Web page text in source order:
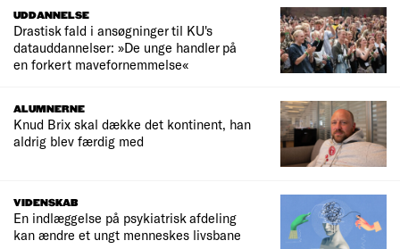
UDDANNELSE
Drastisk fald i ansøgninger til KU's
datauddannelser: »De unge handler på
en forkert mavefornemmelse«
ALUMNERNE
Knud Brix skal dække det kontinent, han
aldrig blev færdig med
VIDENSKAB
En indlæggelse på psykiatrisk afdeling
kan ændre et ungt menneskes livsbane